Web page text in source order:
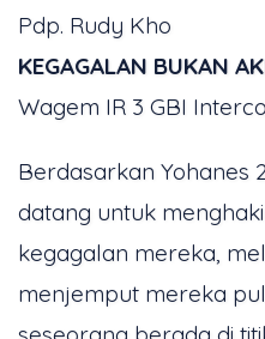
Pdp. Rudy Kho
KEGAGALAN BUKAN
Wagem IR 3 GBI
Berdasarkan Yohanes
datang untuk
kegagalan mereka,
menjemput mereka